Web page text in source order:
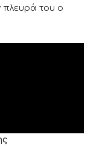
πλευρά του ο